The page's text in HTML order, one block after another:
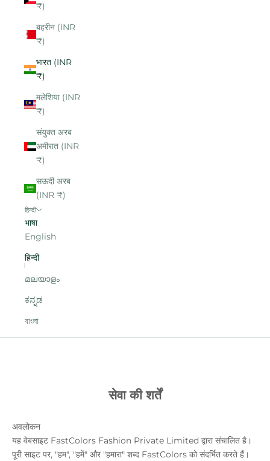
₹)
बहरीन (INR
₹)
भारत (INR
₹)
मलेशिया (INR
₹)
संयुक्त अरब
अमीरात (INR
₹)
सऊदी अरब
(INR ₹)
हिन्दी
भाषा
English
हिन्दी
മലയാളം
ಕನ್ನಡ
বাংলা
सेवा की शर्तें
अवलोकन
यह वेबसाइट FastColors Fashion Private Limited द्वारा संचालित है।
पूरी साइट पर, "हम", "हमें" और "हमारा" शब्द FastColors को संदर्भित करते हैं।